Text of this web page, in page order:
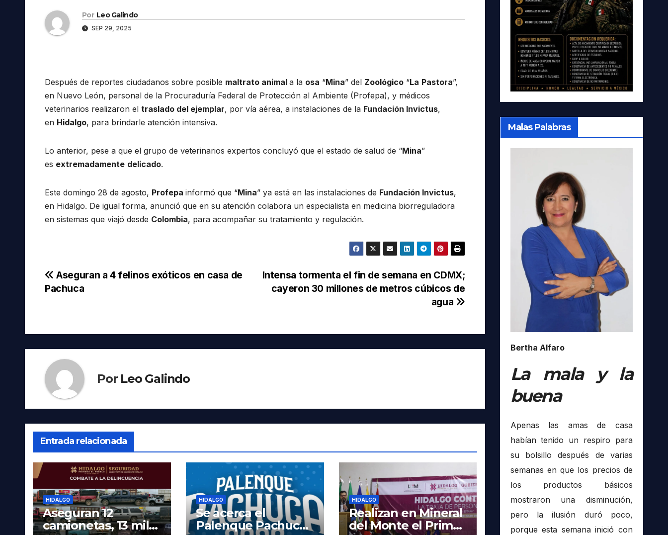
Por Leo Galindo
SEP 29, 2025
Después de reportes ciudadanos sobre posible maltrato animal a la osa “Mina” del Zoológico “La Pastora”,
en Nuevo León, personal de la Procuraduría Federal de Protección al Ambiente (Profepa), y médicos
veterinarios realizaron el traslado del ejemplar, por vía aérea, a instalaciones de la Fundación Invictus,
en Hidalgo, para brindarle atención intensiva.
Lo anterior, pese a que el grupo de veterinarios expertos concluyó que el estado de salud de “Mina”
es extremadamente delicado.
Este domingo 28 de agosto, Profepa informó que “Mina” ya está en las instalaciones de Fundación Invictus,
en Hidalgo. De igual forma, anunció que en su atención colabora un especialista en medicina biorreguladora
en sistemas que viajó desde Colombia, para acompañar su tratamiento y regulación.
Navegación
Intensa tormenta el fin de semana en CDMX;
cayeron 30 millones de metros cúbicos de
agua
Aseguran a 4 felinos exóticos en casa de
Pachuca
Por Leo Galindo
Entrada relacionada
HIDALGO
Aseguran 12
camionetas, 13 mil
HIDALGO
Se acerca el
Palenque Pachuca
HIDALGO
Realizan en Mineral
del Monte el Primer
Malas Palabras
Bertha Alfaro
La mala y la
buena
Apenas las amas de casa
habían tenido un respiro para
su bolsillo después de varias
semanas en que los precios de
los productos básicos
mostraron una disminución,
pero la ilusión duró poco,
porque esta semana inició con